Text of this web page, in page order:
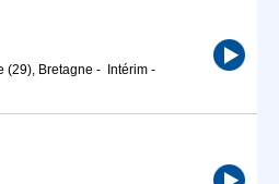
(29), Bretagne - Intérim -